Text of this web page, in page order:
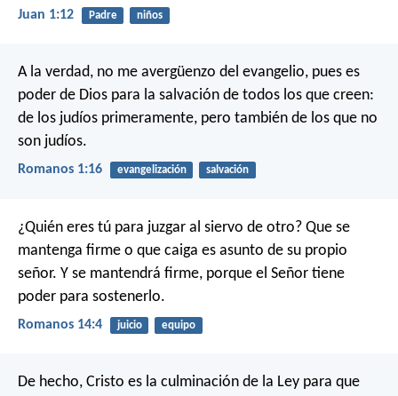
Juan 1:12 Padre niños
A la verdad, no me avergüenzo del evangelio, pues es
poder de Dios para la salvación de todos los que creen:
de los judíos primeramente, pero también de los que no
son judíos.
Romanos 1:16 evangelización salvación
¿Quién eres tú para juzgar al siervo de otro? Que se
mantenga firme o que caiga es asunto de su propio
señor. Y se mantendrá firme, porque el Señor tiene
poder para sostenerlo.
Romanos 14:4 juicio equipo
De hecho, Cristo es la culminación de la Ley para que